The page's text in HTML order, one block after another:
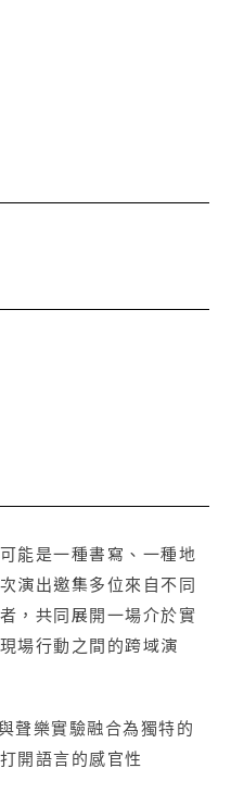
能是一種書寫、一種地
演出邀集多位來自不同
，共同展開一場介於實
場行動之間的跨域演
聲樂實驗融合為獨特的
開語言的感官性